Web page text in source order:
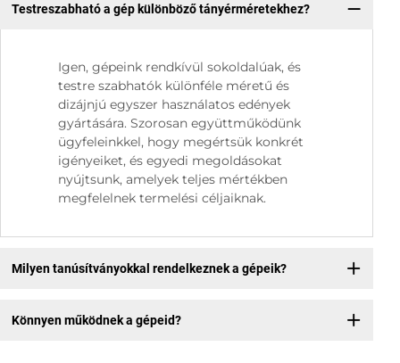
Testreszabható a gép különböző tányérméretekhez?
Igen, gépeink rendkívül sokoldalúak, és
testre szabhatók különféle méretű és
dizájnjú egyszer használatos edények
gyártására. Szorosan együttműködünk
ügyfeleinkkel, hogy megértsük konkrét
igényeiket, és egyedi megoldásokat
nyújtsunk, amelyek teljes mértékben
megfelelnek termelési céljaiknak.
Milyen tanúsítványokkal rendelkeznek a gépeik?
Könnyen működnek a gépeid?